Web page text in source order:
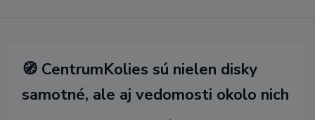
🧭 CentrumKolies sú nielen disky
samotné, ale aj vedomosti okolo nich